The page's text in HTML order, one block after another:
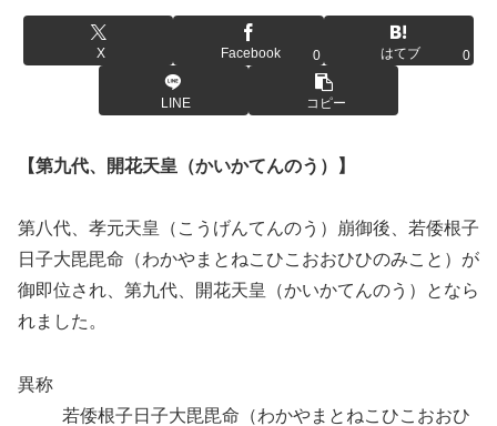
X Facebook 0 はてブ 0
LINE コピー
【第九代、開花天皇（かいかてんのう）】
第八代、孝元天皇（こうげんてんのう）崩御後、若倭根子
日子大毘毘命（わかやまとねこひこおおひひのみこと）が
御即位され、第九代、開花天皇（かいかてんのう）となら
れました。
異称
若倭根子日子大毘毘命（わかやまとねこひこおおひ